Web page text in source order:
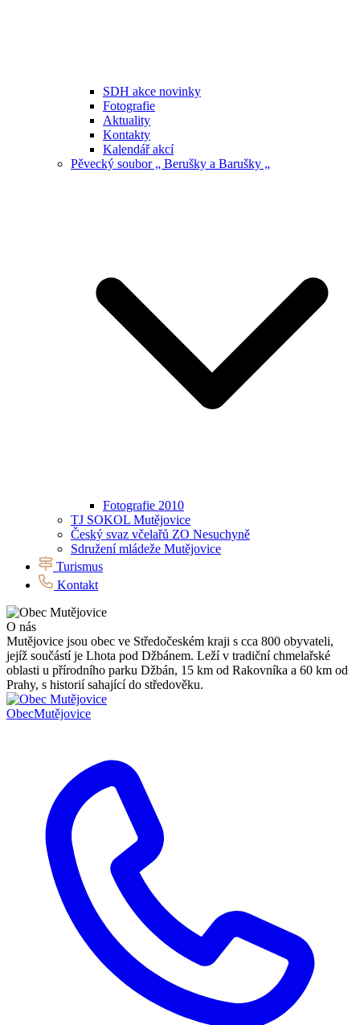
SDH akce novinky
Fotografie
Aktuality
Kontakty
Kalendář akcí
Pěvecký soubor „ Berušky a Barušky „
Fotografie 2010
TJ SOKOL Mutějovice
Český svaz včelařů ZO Nesuchyně
Sdružení mládeže Mutějovice
Turismus
Kontakt
O nás
Mutějovice jsou obec ve Středočeském kraji s cca 800 obyvateli,
jejíž součástí je Lhota pod Džbánem. Leží v tradiční chmelařské
oblasti u přírodního parku Džbán, 15 km od Rakovníka a 60 km od
Prahy, s historií sahající do středověku.
ObecMutějovice